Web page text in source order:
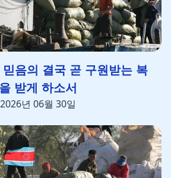
음의 결국 곧 구원받는 복
을 받게 하소서
2026년 06월 30일